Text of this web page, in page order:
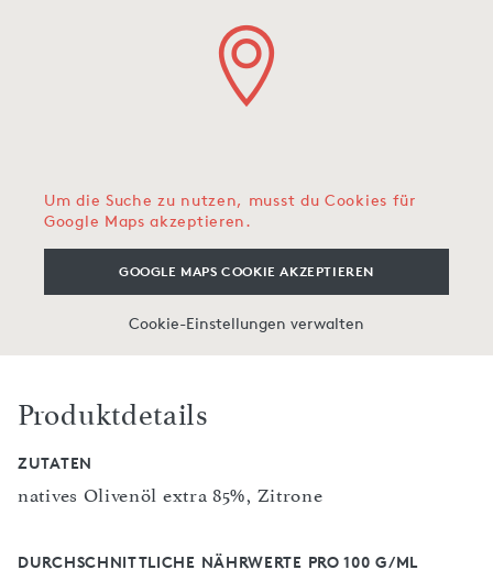
Um die Suche zu nutzen, musst du Cookies für
Google Maps akzeptieren.
GOOGLE MAPS COOKIE AKZEPTIEREN
Cookie-Einstellungen verwalten
Produktdetails
ZUTATEN
natives Olivenöl extra 85%, Zitrone
DURCHSCHNITTLICHE NÄHRWERTE PRO 100 G/ML